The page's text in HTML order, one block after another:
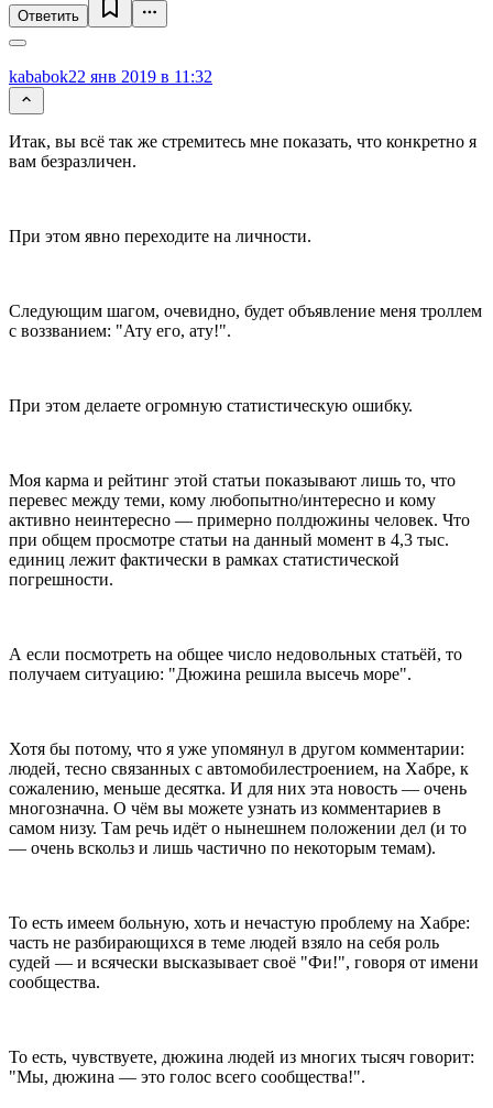
Ответить
kababok22 янв 2019 в 11:32
Итак, вы всё так же стремитесь мне показать, что конкретно я
вам безразличен.
При этом явно переходите на личности.
Следующим шагом, очевидно, будет объявление меня троллем
с воззванием: "Ату его, ату!".
При этом делаете огромную статистическую ошибку.
Моя карма и рейтинг этой статьи показывают лишь то, что
перевес между теми, кому любопытно/интересно и кому
активно неинтересно — примерно полдюжины человек. Что
при общем просмотре статьи на данный момент в 4,3 тыс.
единиц лежит фактически в рамках статистической
погрешности.
А если посмотреть на общее число недовольных статьёй, то
получаем ситуацию: "Дюжина решила высечь море".
Хотя бы потому, что я уже упомянул в другом комментарии:
людей, тесно связанных с автомобилестроением, на Хабре, к
сожалению, меньше десятка. И для них эта новость — очень
многозначна. О чём вы можете узнать из комментариев в
самом низу. Там речь идёт о нынешнем положении дел (и то
— очень вскольз и лишь частично по некоторым темам).
То есть имеем больную, хоть и нечастую проблему на Хабре:
часть не разбирающихся в теме людей взяло на себя роль
судей — и всячески высказывает своё "Фи!", говоря от имени
сообщества.
То есть, чувствуете, дюжина людей из многих тысяч говорит:
"Мы, дюжина — это голос всего сообщества!".